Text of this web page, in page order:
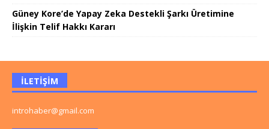
Güney Kore’de Yapay Zeka Destekli Şarkı Üretimine
İlişkin Telif Hakkı Kararı
İLETIŞIM
introhaber@gmail.com